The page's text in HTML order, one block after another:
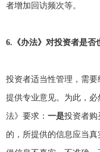
者增加回访频次等。
6. 《办法》对投资者是
投资者适当性管理，需
提供专业意见。为此，
法》要求： 一是投资者购
的，所提供的信息应当